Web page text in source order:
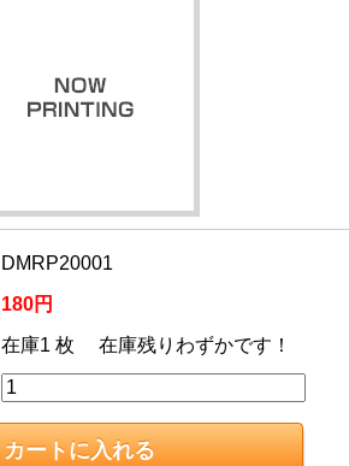
DMRP20001
180円
在庫1 枚 在庫残りわずかです！